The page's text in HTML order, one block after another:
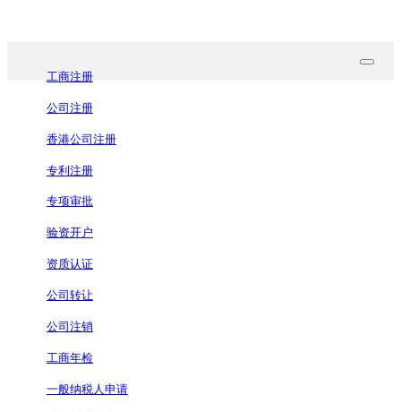
工商注册
公司注册
香港公司注册
专利注册
专项审批
验资开户
资质认证
公司转让
公司注销
工商年检
一般纳税人申请